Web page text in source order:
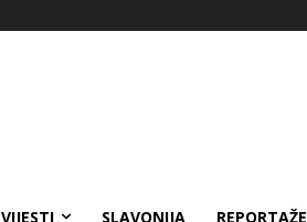
VIJESTI SLAVONIJA REPORTAŽE